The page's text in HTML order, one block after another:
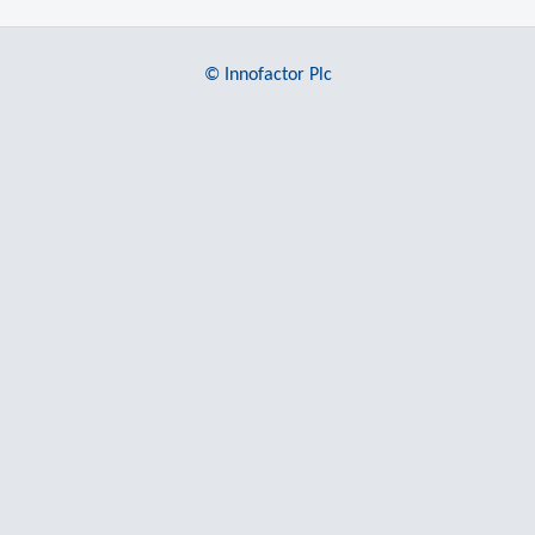
© Innofactor Plc